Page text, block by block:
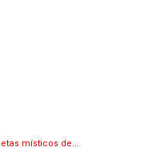
místicos de...